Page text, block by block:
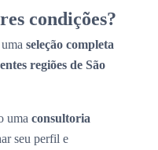
condições?
seleção completa
regiões de São
uma consultoria
seu perfil e